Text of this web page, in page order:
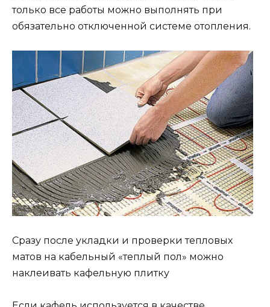
только все работы можно выполнять при
обязательно отключенной системе отопления.
Сразу после укладки и проверки тепловых
матов на кабельный «теплый пол» можно
наклеивать кафельную плитку